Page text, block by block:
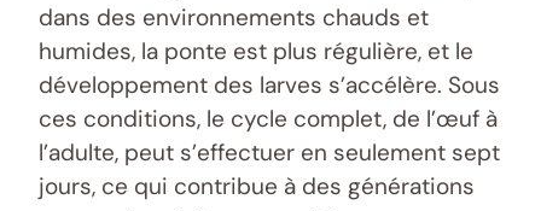
dans des environnements chauds et
humides, la ponte est plus régulière, et le
développement des larves s’accélère. Sous
ces conditions, le cycle complet, de l’œuf à
l’adulte, peut s’effectuer en seulement sept
jours, ce qui contribue à des générations